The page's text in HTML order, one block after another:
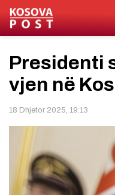
Presidenti
vjen në
18 Dhjetor 2025, 19:13